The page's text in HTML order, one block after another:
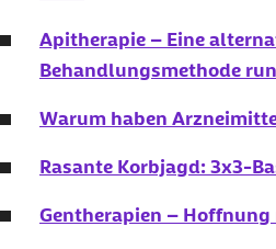
Apitherapie – Eine
Behandlungsmethode
Warum haben
Rasante Korbjagd: 3x3-
Gentherapien – Hoffnung